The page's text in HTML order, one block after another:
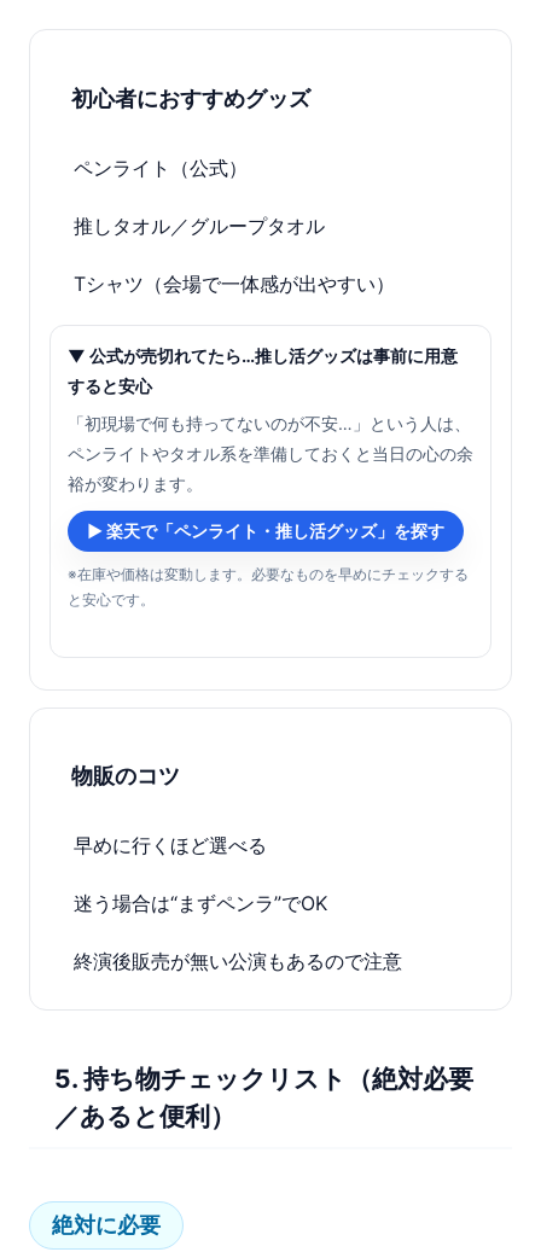
初心者におすすめグッズ
ペンライト（公式）
推しタオル／グループタオル
Tシャツ（会場で一体感が出やすい）
▼ 公式が売切れてたら…推し活グッズは事前に用意
すると安心
「初現場で何も持ってないのが不安…」という人は、
ペンライトやタオル系を準備しておくと当日の心の余
裕が変わります。
▶ 楽天で「ペンライト・推し活グッズ」を探す
※在庫や価格は変動します。必要なものを早めにチェックする
と安心です。
物販のコツ
早めに行くほど選べる
迷う場合は“まずペンラ”でOK
終演後販売が無い公演もあるので注意
5. 持ち物チェックリスト（絶対必要
／あると便利）
絶対に必要